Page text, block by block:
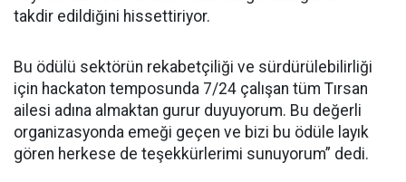
takdir edildiğini hissettiriyor.
Bu ödülü sektörün rekabetçiliği ve sürdürülebilirliği
için hackaton temposunda 7/24 çalışan tüm Tırsan
ailesi adına almaktan gurur duyuyorum. Bu değerli
organizasyonda emeği geçen ve bizi bu ödüle layık
gören herkese de teşekkürlerimi sunuyorum” dedi.